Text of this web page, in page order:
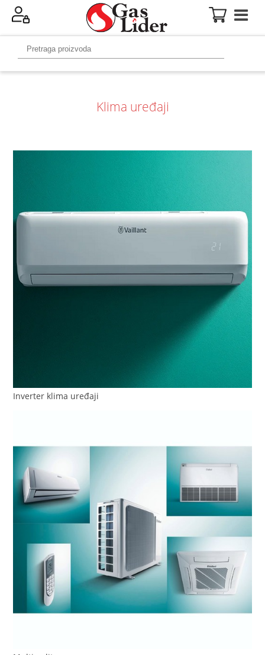
Klima uređaji
Inverter klima uređaji